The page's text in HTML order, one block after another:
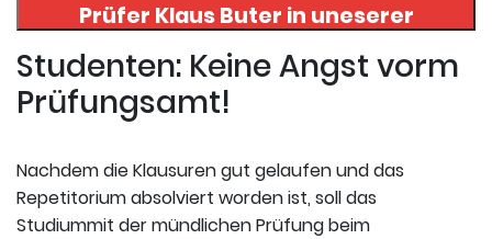
Prüfer Klaus Buter in uneserer
Datenbank finden. Hier
registrieren und das Protokoll
abrufen.
Studenten: Keine Angst vorm
Prüfungsamt!
Nachdem die Klausuren gut gelaufen und das
Repetitorium absolviert worden ist, soll das
Studiummit der mündlichen Prüfung beim